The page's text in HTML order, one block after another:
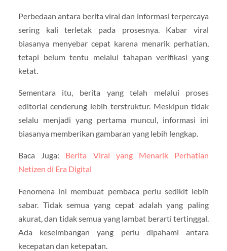
Perbedaan antara berita viral dan informasi terpercaya
sering kali terletak pada prosesnya. Kabar viral
biasanya menyebar cepat karena menarik perhatian,
tetapi belum tentu melalui tahapan verifikasi yang
ketat.
Sementara itu, berita yang telah melalui proses
editorial cenderung lebih terstruktur. Meskipun tidak
selalu menjadi yang pertama muncul, informasi ini
biasanya memberikan gambaran yang lebih lengkap.
Baca Juga: Berita Viral yang Menarik Perhatian
Netizen di Era Digital
Fenomena ini membuat pembaca perlu sedikit lebih
sabar. Tidak semua yang cepat adalah yang paling
akurat, dan tidak semua yang lambat berarti tertinggal.
Ada keseimbangan yang perlu dipahami antara
kecepatan dan ketepatan.